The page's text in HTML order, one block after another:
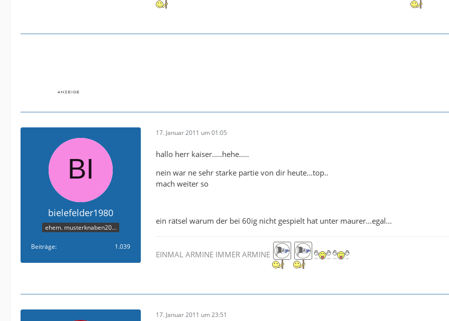
bielefelder1980
ehem. musterknaben2006
Beiträge 1.039
17. Januar 2011 um 01:05
hallo herr kaiser.....hehe.....
nein war ne sehr starke partie von dir heute...top..
mach weiter so
ein rätsel warum der bei 60ig nicht gespielt hat unter maurer...egal...
EINMAL ARMINE IMMER ARMINE
17. Januar 2011 um 23:51